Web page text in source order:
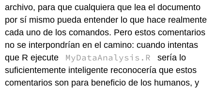
archivo, para que cualquiera que lea el documento
por sí mismo pueda entender lo que hace realmente
cada uno de los comandos. Pero estos comentarios
no se interpondrían en el camino: cuando intentas
que R ejecute
MyDataAnalysis.R
sería lo
suficientemente inteligente reconocería que estos
comentarios son para beneficio de los humanos, y